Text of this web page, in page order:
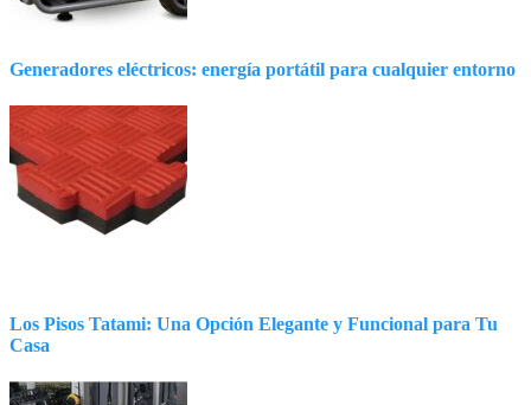
Generadores eléctricos: energía portátil para cualquier entorno
Los Pisos Tatami: Una Opción Elegante y Funcional para Tu
Casa